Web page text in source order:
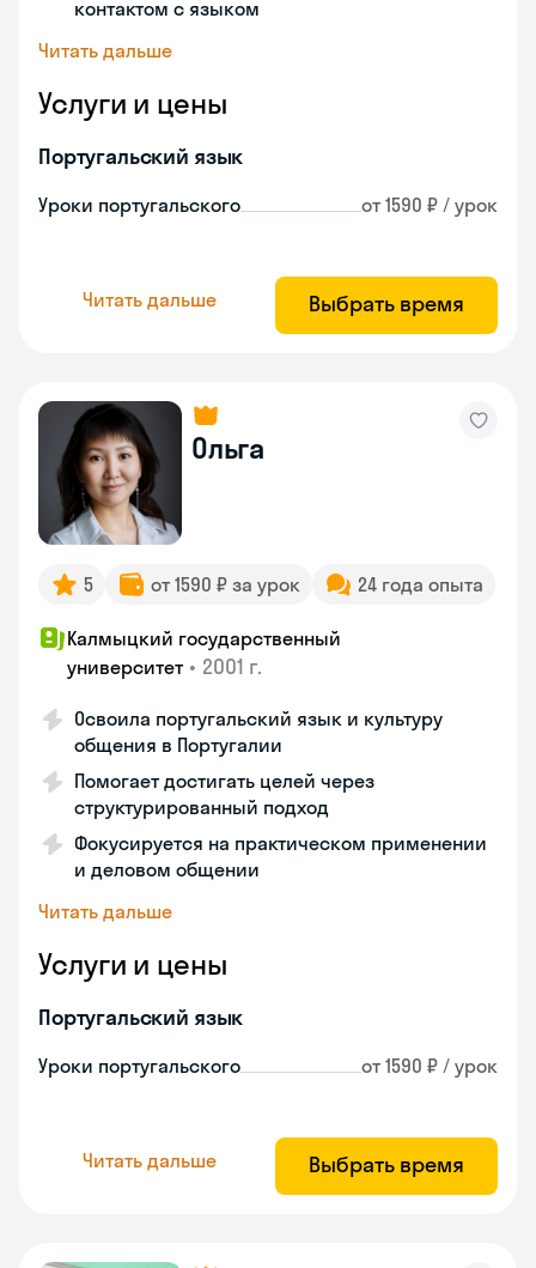
контактом с языком
Читать дальше
Услуги и цены
Португальский язык
Уроки португальского от 1590 ₽ / урок
Читать дальше Выбрать время
Ольга
5 от 1590 ₽ за урок 24 года опыта
Калмыцкий государственный
университет • 2001 г.
Освоила португальский язык и культуру
общения в Португалии
Помогает достигать целей через
структурированный подход
Фокусируется на практическом применении
и деловом общении
Читать дальше
Услуги и цены
Португальский язык
Уроки португальского от 1590 ₽ / урок
Читать дальше Выбрать время